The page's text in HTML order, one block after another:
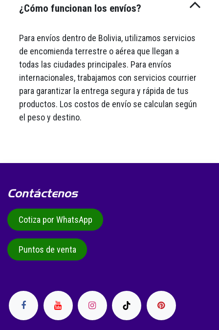
¿Cómo funcionan los envíos?
Para envíos dentro de Bolivia, utilizamos servicios
de encomienda terrestre o aérea que llegan a
todas las ciudades principales. Para envíos
internacionales, trabajamos con servicios courrier
para garantizar la entrega segura y rápida de tus
productos. Los costos de envío se calculan según
el peso y destino.
Contáctenos
Cotiza por WhatsApp
Puntos de venta